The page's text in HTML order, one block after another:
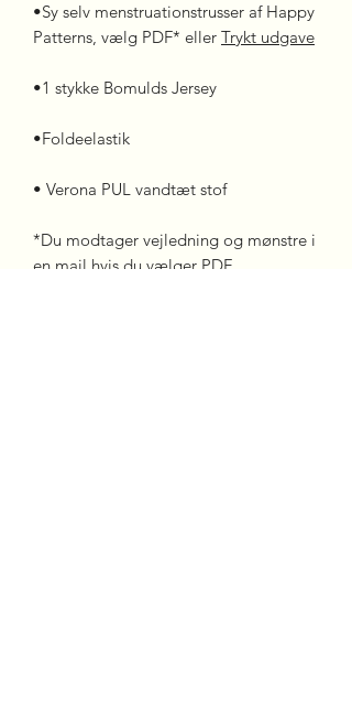
•Sy selv menstruationstrusser af Happy
Patterns, vælg PDF* eller Trykt udgave
•1 stykke Bomulds Jersey
•Foldeelastik
• Verona PUL vandtæt stof
*Du modtager vejledning og mønstre i
en mail hvis du vælger PDF.